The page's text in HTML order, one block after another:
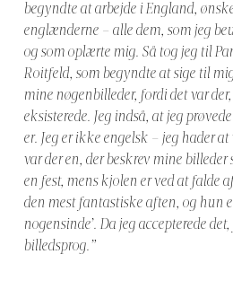
begyndte at arbejde i England,
englænderne – alle dem, som jeg
og som oplærte mig. Så tog jeg til
Roitfeld, som begyndte at sige til
mine nøgenbilleder, fordi det var
eksisterede. Jeg indså, at jeg prøvede
er. Jeg er ikke engelsk – jeg hader
var der en, der beskrev mine billeder
en fest, mens kjolen er ved at falde
den mest fantastiske aften, og hun
nogensinde’. Da jeg accepterede
billedsprog.”